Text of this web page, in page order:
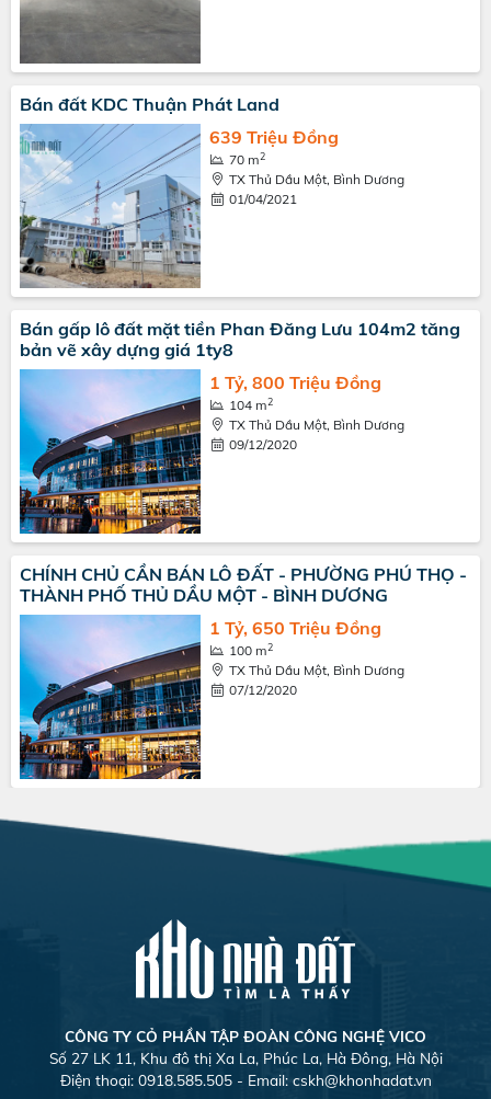
Bán đất KDC Thuận Phát Land
639 Triệu Đồng
70 m2
TX Thủ Dầu Một, Bình Dương
01/04/2021
Bán gấp lô đất mặt tiền Phan Đăng Lưu 104m2 tăng
bản vẽ xây dựng giá 1ty8
1 Tỷ, 800 Triệu Đồng
104 m2
TX Thủ Dầu Một, Bình Dương
09/12/2020
CHÍNH CHỦ CẦN BÁN LÔ ĐẤT - PHƯỜNG PHÚ THỌ -
THÀNH PHỐ THỦ DẦU MỘT - BÌNH DƯƠNG
1 Tỷ, 650 Triệu Đồng
100 m2
TX Thủ Dầu Một, Bình Dương
07/12/2020
CÔNG TY CỎ PHẦN TẬP ĐOÀN CÔNG NGHỆ VICO
Số 27 LK 11, Khu đô thị Xa La, Phúc La, Hà Đông, Hà Nội
Điện thoại: 0918.585.505 - Email: cskh@khonhadat.vn